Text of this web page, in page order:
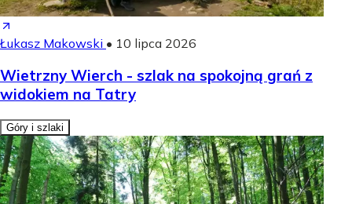
Łukasz Makowski • 10 lipca 2026
Wietrzny Wierch - szlak na spokojną grań z
widokiem na Tatry
Góry i szlaki